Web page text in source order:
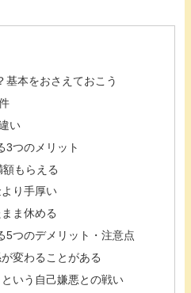
基本をおさえておこう
い
3つのメリット
もらえる
り手厚い
ま休める
5つのデメリット・注意点
変わることがある
いう自己嫌悪との戦い